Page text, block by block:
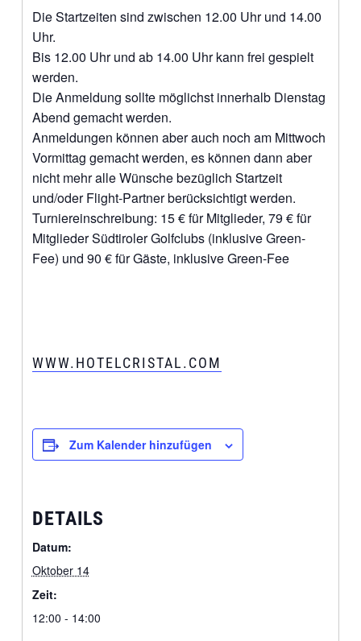
Die Startzeiten sind zwischen 12.00 Uhr und 14.00
Uhr.
Bis 12.00 Uhr und ab 14.00 Uhr kann frei gespielt
werden.
Die Anmeldung sollte möglichst innerhalb Dienstag
Abend gemacht werden.
Anmeldungen können aber auch noch am Mittwoch
Vormittag gemacht werden, es können dann aber
nicht mehr alle Wünsche bezüglich Startzeit
und/oder Flight-Partner berücksichtigt werden.
Turniereinschreibung: 15 € für Mitglieder, 79 € für
Mitglieder Südtiroler Golfclubs (inklusive Green-
Fee) und 90 € für Gäste, inklusive Green-Fee
WWW.HOTELCRISTAL.COM
Zum Kalender hinzufügen
DETAILS
Datum:
Oktober 14
Zeit:
12:00 - 14:00